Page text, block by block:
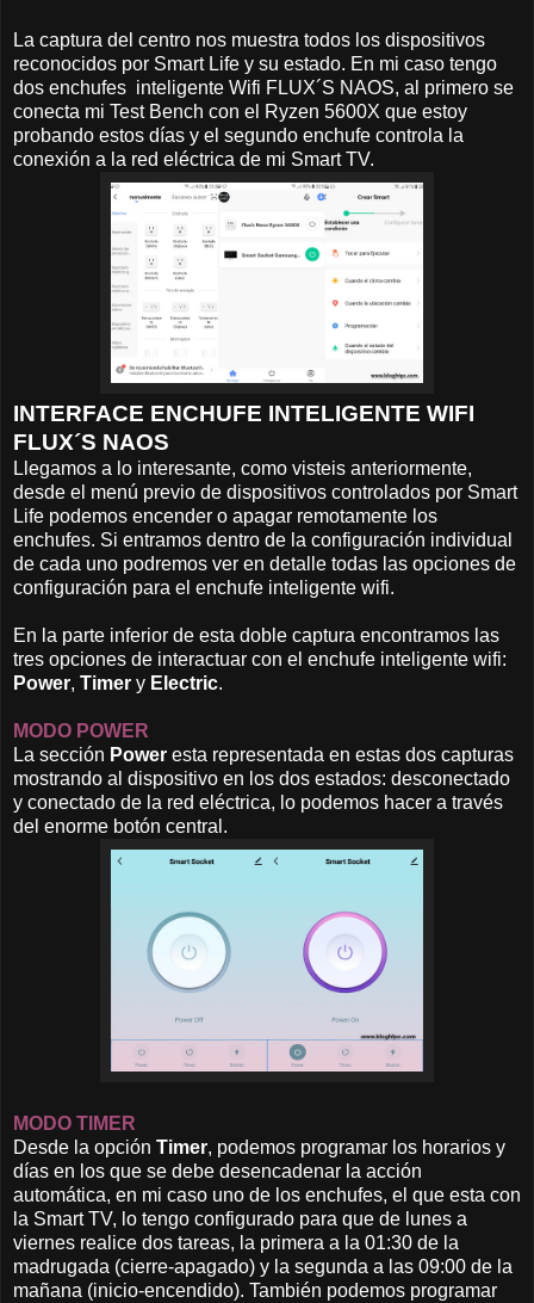
La captura del centro nos muestra todos los dispositivos
reconocidos por Smart Life y su estado. En mi caso tengo
dos enchufes inteligente Wifi FLUX´S NAOS, al primero se
conecta mi Test Bench con el Ryzen 5600X que estoy
probando estos días y el segundo enchufe controla la
conexión a la red eléctrica de mi Smart TV.
INTERFACE ENCHUFE INTELIGENTE WIFI
FLUX´S NAOS
Llegamos a lo interesante, como visteis anteriormente,
desde el menú previo de dispositivos controlados por Smart
Life podemos encender o apagar remotamente los
enchufes. Si entramos dentro de la configuración individual
de cada uno podremos ver en detalle todas las opciones de
configuración para el enchufe inteligente wifi.
En la parte inferior de esta doble captura encontramos las
tres opciones de interactuar con el enchufe inteligente wifi:
Power, Timer y Electric.
MODO POWER
La sección Power esta representada en estas dos capturas
mostrando al dispositivo en los dos estados: desconectado
y conectado de la red eléctrica, lo podemos hacer a través
del enorme botón central.
MODO TIMER
Desde la opción Timer, podemos programar los horarios y
días en los que se debe desencadenar la acción
automática, en mi caso uno de los enchufes, el que esta con
la Smart TV, lo tengo configurado para que de lunes a
viernes realice dos tareas, la primera a la 01:30 de la
madrugada (cierre-apagado) y la segunda a las 09:00 de la
mañana (inicio-encendido). También podemos programar